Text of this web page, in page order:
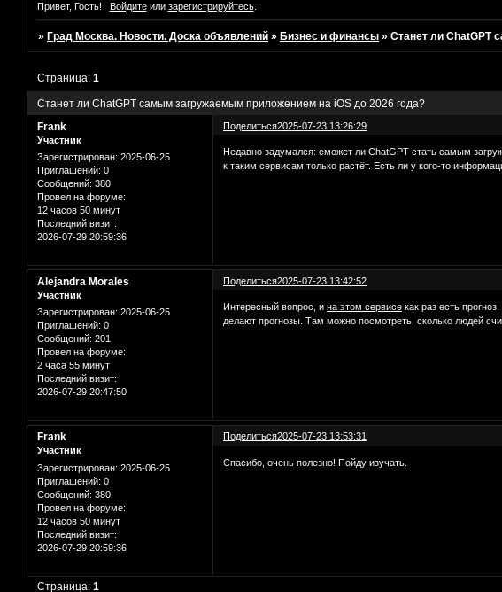
Привет, Гость! Войдитеили зарегистрируйтесь.
» Град Москва. Новости. Доска объявлений » Бизнес и финансы »Станет ли ChatGPT
Станет ли ChatGPT самым загружаемым приложением на iOS до 2026 года?
Страница:1
Поделиться2025-07-23 13:26:29
Frank
Участник
Зарегистрирован: 2025-06-25
Приглашений: 0
Сообщений: 380
Провел на форуме:
12 часов 50 минут
Последний визит:
2026-07-29 20:59:36
Недавно задумался: сможет ли ChatGPT стать самым
к таким сервисам только растёт. Есть ли у кого-то
Поделиться2025-07-23 13:42:52
Alejandra Morales
Участник
Зарегистрирован: 2025-06-25
Приглашений: 0
Сообщений: 201
Провел на форуме:
2 часа 55 минут
Последний визит:
2026-07-29 20:47:50
Интересный вопрос, ина этом сервисе как раз есть
делают прогнозы. Там можно посмотреть, сколько людей
Поделиться2025-07-23 13:53:31
Frank
Участник
Зарегистрирован: 2025-06-25
Приглашений: 0
Сообщений: 380
Провел на форуме:
12 часов 50 минут
Последний визит:
2026-07-29 20:59:36
Спасибо, очень полезно! Пойду изучать.
Страница:1